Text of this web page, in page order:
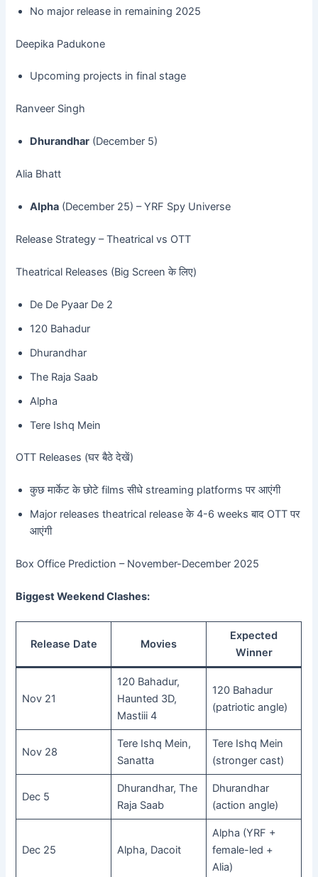
No major release in remaining 2025
Deepika Padukone
Upcoming projects in final stage
Ranveer Singh
Dhurandhar (December 5)
Alia Bhatt
Alpha (December 25) – YRF Spy Universe
Release Strategy – Theatrical vs OTT
Theatrical Releases (Big Screen के लिए)
De De Pyaar De 2
120 Bahadur
Dhurandhar
The Raja Saab
Alpha
Tere Ishq Mein
OTT Releases (घर बैठे देखें)
कुछ मार्केट के छोटे films सीधे streaming platforms पर आएंगी
Major releases theatrical release के 4-6 weeks बाद OTT पर
आएंगी
Box Office Prediction – November-December 2025
Biggest Weekend Clashes:
Release Date Movies
Expected
Winner
Nov 21
120 Bahadur,
Haunted 3D,
Mastiii 4
120 Bahadur
(patriotic angle)
Nov 28
Tere Ishq Mein,
Sanatta
Tere Ishq Mein
(stronger cast)
Dec 5
Dhurandhar, The
Raja Saab
Dhurandhar
(action angle)
Dec 25 Alpha, Dacoit
Alpha (YRF +
female-led +
Alia)